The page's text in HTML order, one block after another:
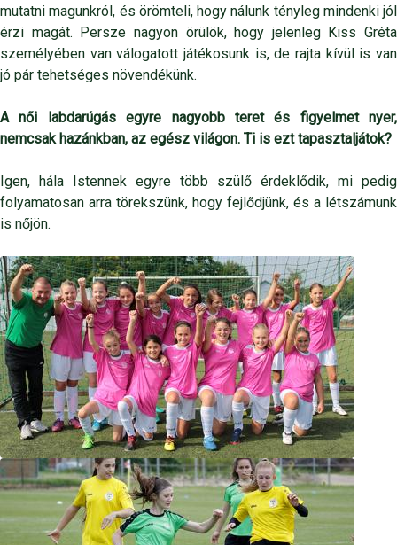
mutatni magunkról, és örömteli, hogy nálunk tényleg mindenki jól
érzi magát. Persze nagyon örülök, hogy jelenleg Kiss Gréta
személyében van válogatott játékosunk is, de rajta kívül is van
jó pár tehetséges növendékünk.
A női labdarúgás egyre nagyobb teret és figyelmet nyer,
nemcsak hazánkban, az egész világon. Ti is ezt tapasztaljátok?
Igen, hála Istennek egyre több szülő érdeklődik, mi pedig
folyamatosan arra törekszünk, hogy fejlődjünk, és a létszámunk
is nőjön.